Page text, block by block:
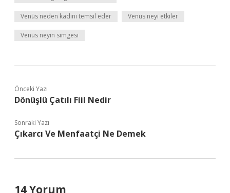
Venüs neden kadını temsil eder Venüs neyi etkiler
Venüs neyin simgesi
Önceki Yazı
Dönüşlü Çatılı Fiil Nedir
Sonraki Yazı
Çıkarcı Ve Menfaatçi Ne Demek
14 Yorum